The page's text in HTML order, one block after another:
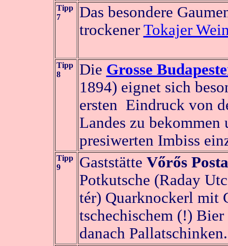
Tipp
7
Das besondere
trockener Tokajer
Tipp
8
Die Grosse
1894) eignet sich
ersten Eindruck von
Landes zu bekommen
presiwerten Imbiss
Tipp
9
Gaststätte Vőrős
Potkutsche (Raday
tér) Quarknockerl mit
tschechischem (!)
danach Pallatschinken.